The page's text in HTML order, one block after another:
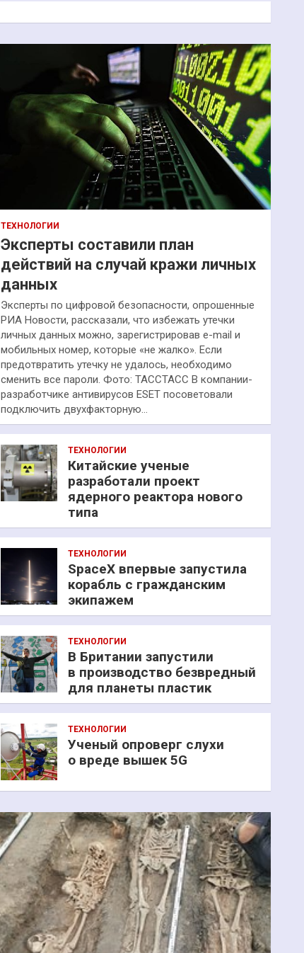
к
ТЕХНОЛОГИИ
Эксперты составили план
действий на случай кражи личных
данных
Эксперты по цифровой безопасности, опрошенные
РИА Новости, рассказали, что избежать утечки
личных данных можно, зарегистрировав e-mail и
мобильных номер, которые «не жалко». Если
предотвратить утечку не удалось, необходимо
сменить все пароли. Фото: ТАССТАСС В компании-
разработчике антивирусов ESET посоветовали
подключить двухфакторную…
ТЕХНОЛОГИИ
Китайские ученые
разработали проект
ядерного реактора нового
типа
ТЕХНОЛОГИИ
SpaceX впервые запустила
корабль с гражданским
экипажем
ТЕХНОЛОГИИ
В Британии запустили
в производство безвредный
для планеты пластик
ТЕХНОЛОГИИ
Ученый опроверг слухи
о вреде вышек 5G